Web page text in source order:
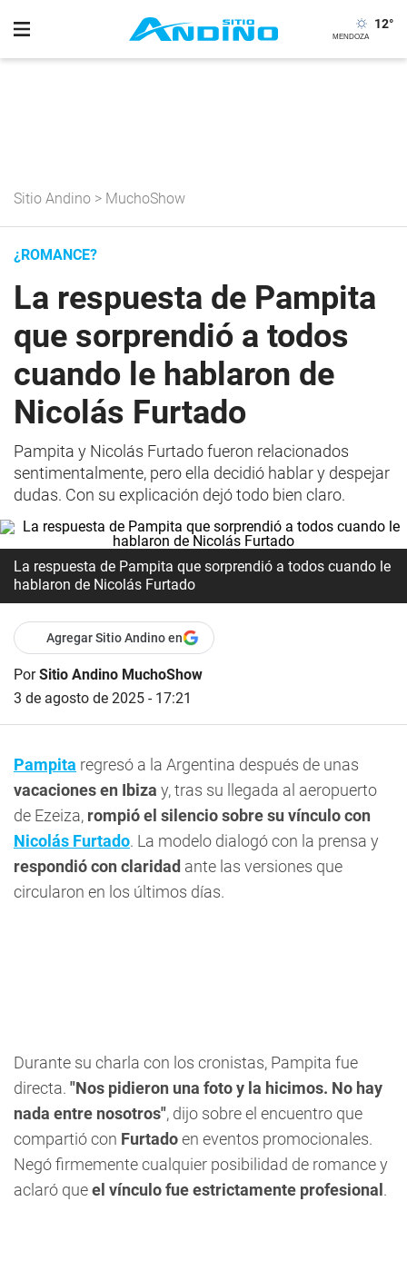
12°
Sitio Andino > MuchoShow
¿ROMANCE?
La respuesta de Pampita
que sorprendió a todos
cuando le hablaron de
Nicolás Furtado
Pampita y Nicolás Furtado fueron relacionados
sentimentalmente, pero ella decidió hablar y despejar
dudas. Con su explicación dejó todo bien claro.
La respuesta de Pampita que sorprendió a todos cuando le
hablaron de Nicolás Furtado
Agregar Sitio Andino en
PorSitio Andino MuchoShow
3 de agosto de 2025 - 17:21
Pampita regresó a la Argentina después de unas
vacaciones en Ibiza y, tras su llegada al aeropuerto
de Ezeiza, rompió el silencio sobre su vínculo con
Nicolás Furtado. La modelo dialogó con la prensa y
respondió con claridad ante las versiones que
circularon en los últimos días.
Durante su charla con los cronistas, Pampita fue
directa. "Nos pidieron una foto y la hicimos. No hay
nada entre nosotros", dijo sobre el encuentro que
compartió con Furtadoen eventos promocionales.
Negó firmemente cualquier posibilidad de romance y
aclaró queel vínculo fue estrictamente profesional .